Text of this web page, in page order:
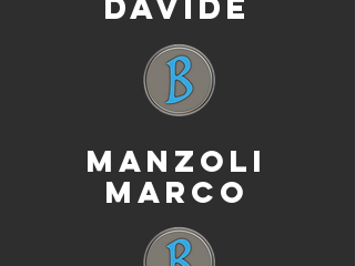
DAVIDE
MANZOLI
MARCO